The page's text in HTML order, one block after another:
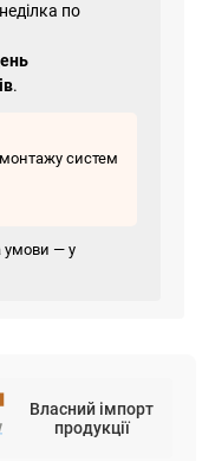
по
.
систем
умови — у
Власний імпорт
продукції